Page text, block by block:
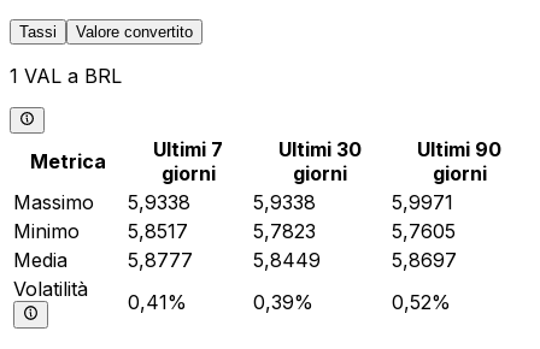
Tassi Valore convertito
1 VAL a BRL
Metrica
Ultimi 7
giorni
Ultimi 30
giorni
Ultimi 90
giorni
Massimo
5,9338 5,9338
5,9971
Minimo
5,8517 5,7823
5,7605
Media
5,8777 5,8449
5,8697
Volatilità
0,41% 0,39% 0,52%